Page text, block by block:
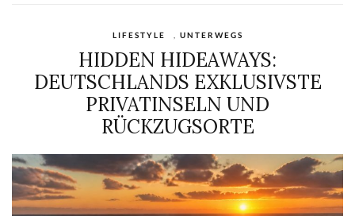
LIFESTYLE UNTERWEGS
HIDDEN HIDEAWAYS:
DEUTSCHLANDS EXKLUSIVSTE
PRIVATINSELN UND
RÜCKZUGSORTE